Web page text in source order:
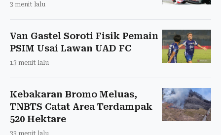
3 menit lalu
Van Gastel Soroti Fisik Pemain
PSIM Usai Lawan UAD FC
13 menit lalu
Kebakaran Bromo Meluas,
TNBTS Catat Area Terdampak
520 Hektare
33 menit lalu